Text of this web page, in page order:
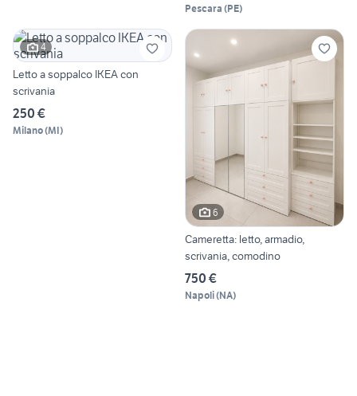
Pescara (PE)
4
Letto a soppalco IKEA con
scrivania
250 €
Milano(MI)
6
Cameretta: letto, armadio,
scrivania, comodino
750 €
Napoli(NA)